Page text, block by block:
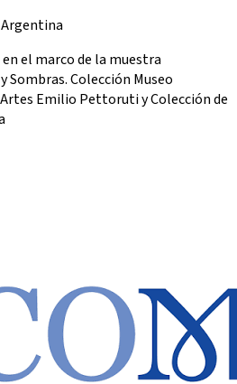
Argentina
el marco de la muestra
Sombras. Colección Museo
Emilio Pettoruti y Colección de